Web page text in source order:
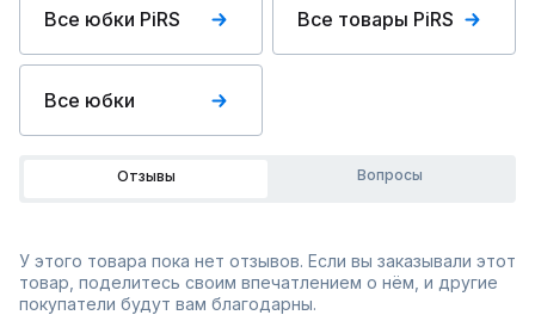
Все юбки PiRS Все товары PiRS
Все юбки
Отзывы Вопросы
У этого товара пока нет отзывов. Если вы заказывали этот
товар, поделитесь своим впечатлением о нём, и другие
покупатели будут вам благодарны.